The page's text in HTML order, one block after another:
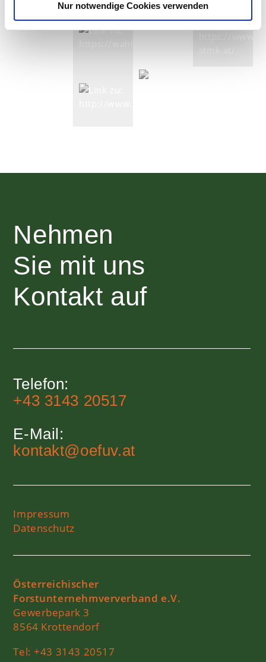
Nur notwendige Cookies verwenden
Nehmen
Sie mit uns
Kontakt auf
Telefon:
+43 3143 20517
E-Mail:
kontakt@oefuv.at
Impressum
Datenschutz
Österreichischer
Forstunternehmververband e.V.
Gewerbepark 3
8564 Krottendorf
Tel:+43 3143 20517